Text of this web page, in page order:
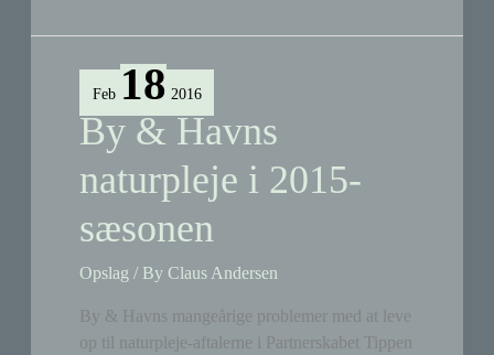
Havn
igen
naturpleje-
aftalerne
Feb 18 2016
By & Havns
naturpleje i 2015-
sæsonen
Opslag / ByClaus Andersen
By & Havns mangeårige problemer med at leve
op til naturpleje-aftalerne i Partnerskabet Tippen